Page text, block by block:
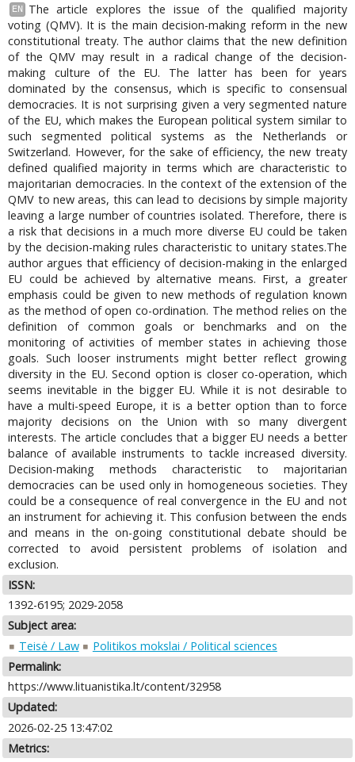
EN
The article explores the issue of the qualified majority
voting (QMV). It is the main decision-making reform in the new
constitutional treaty. The author claims that the new definition
of the QMV may result in a radical change of the decision-
making culture of the EU. The latter has been for years
dominated by the consensus, which is specific to consensual
democracies. It is not surprising given a very segmented nature
of the EU, which makes the European political system similar to
such segmented political systems as the Netherlands or
Switzerland. However, for the sake of efficiency, the new treaty
defined qualified majority in terms which are characteristic to
majoritarian democracies. In the context of the extension of the
QMV to new areas, this can lead to decisions by simple majority
leaving a large number of countries isolated. Therefore, there is
a risk that decisions in a much more diverse EU could be taken
by the decision-making rules characteristic to unitary states.The
author argues that efficiency of decision-making in the enlarged
EU could be achieved by alternative means. First, a greater
emphasis could be given to new methods of regulation known
as the method of open co-ordination. The method relies on the
definition of common goals or benchmarks and on the
monitoring of activities of member states in achieving those
goals. Such looser instruments might better reflect growing
diversity in the EU. Second option is closer co-operation, which
seems inevitable in the bigger EU. While it is not desirable to
have a multi-speed Europe, it is a better option than to force
majority decisions on the Union with so many divergent
interests. The article concludes that a bigger EU needs a better
balance of available instruments to tackle increased diversity.
Decision-making methods characteristic to majoritarian
democracies can be used only in homogeneous societies. They
could be a consequence of real convergence in the EU and not
an instrument for achieving it. This confusion between the ends
and means in the on-going constitutional debate should be
corrected to avoid persistent problems of isolation and
exclusion.
ISSN:
1392-6195; 2029-2058
Subject area:
Teisė / Law
Politikos mokslai / Political sciences
Permalink:
https://www.lituanistika.lt/content/32958
Updated:
2026-02-25 13:47:02
Metrics: